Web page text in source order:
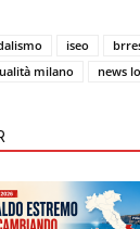
iseo
milano news